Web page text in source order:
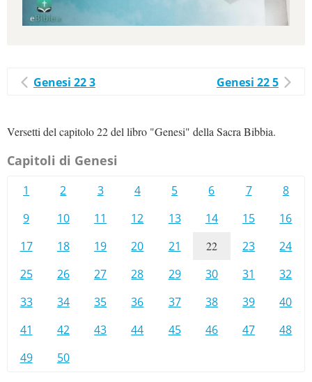
Genesi 22 3 Genesi 22 5
Versetti del capitolo 22 del libro "Genesi" della Sacra Bibbia.
Capitoli di Genesi
1 2 3 4 5 6 7
8
9
10 11 12 13 14 15
16
17
18 19 20 21 22 23
24
25
26 27 28 29 30 31
32
33
34 35 36 37 38 39
40
41
42 43 44 45 46 47
48
49
50